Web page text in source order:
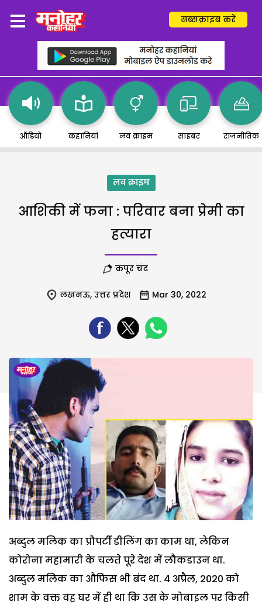
सब्सक्राइब करें
ऑडियो कहानियां लव क्राइम साइबर राजनीतिक
लव क्राइम
आशिकी में फना : परिवार बना प्रेमी का
हत्यारा
कपूर चंद
लखनऊ, उत्तर प्रदेश Mar 30, 2022
अब्दुल मलिक का प्रौपर्टी डीलिंग का काम था, लेकिन
कोरोना महामारी के चलते पूरे देश में लौकडाउन था.
अब्दुल मलिक का औफिस भी बंद था. 4 अप्रैल, 2020 को
शाम के वक्त वह घर में ही था कि उस के मोबाइल पर किसी